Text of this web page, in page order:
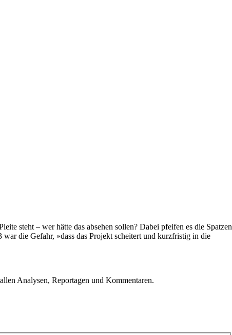
steht – wer hätte das absehen sollen? Dabei pfeifen es die Spatzen
die Gefahr, »dass das Projekt scheitert und kurzfristig in die
Analysen, Reportagen und Kommentaren.